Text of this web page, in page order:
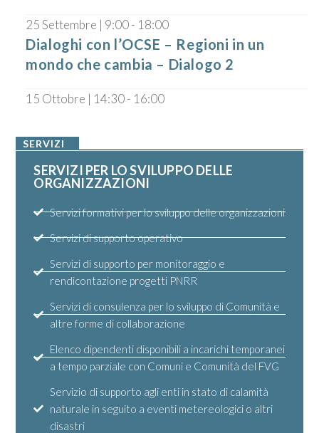
25 Settembre | 9:00- 18:00
Dialoghi con l’OCSE – Regioni in un
mondo che cambia – Dialogo 2
15 Ottobre | 14:30- 16:00
SERVIZI
SERVIZI PER LO SVILUPPO DELLE
ORGANIZZAZIONI
Servizi formativi per lo sviluppo delle organizzazioni
Servizi di supporto operativo
Servizi di supporto per monitoraggio e
rendicontazione progetti PNRR
Servizi di consulenza per lo sviluppo di Comunità e
altre forme di collaborazione
Elenco dipendenti disponibili a incarichi temporanei
a tempo parziale con Comuni e Comunità del FVG
Servizio di supporto agli enti in stato di calamità
naturale in seguito a eventi metereologici o altri
disastri